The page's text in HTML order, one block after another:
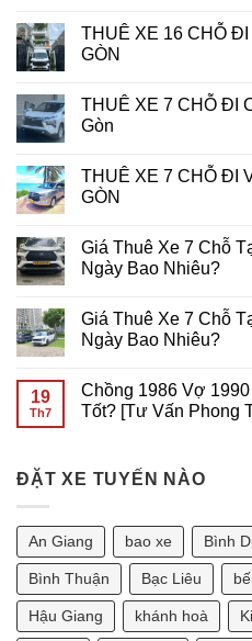
7d-
game
Tại
PHPUB
Slot
Slot
Game
Di
Quyết
Tối
Ưu
Gaming
Đang
Cách
Mạng
Nghiệm
Chơi
Slot
Di
Động
bình
luận
ở
16
CHỖ
ĐI
ĐEN
GIÁ
RẺ
GÒN
THUÊ XE 16 CHỖ ĐI
GÒN
bình
luận
ở
16
CHỖ
ĐI
GIÁ
RẺ
TẠI
THUÊ XE 7 CHỖ ĐI
Gòn
bình
luận
ở
7
CHỖ
ĐI
GIÁ
RẺ
TẠI
THUÊ XE 7 CHỖ ĐI
GÒN
bình
luận
ở
7
CHỖ
ĐI
GIÁ
RẺ
TẠI
Giá Thuê Xe 7 Chỗ
Ngày Bao Nhiêu?
bình
luận
ở
Xe
7
Chỗ
Đi
Phan
Ngày
Bao
Nhiêu?
Giá Thuê Xe 7 Chỗ
Ngày Bao Nhiêu?
bình
luận
ở
7
Chỗ
Đi
Vũng
Tàu
Ngày
Bao
Nhiêu?
19
Th7
Chồng 1986 Vợ
Tốt? [Tư Vấn Phong
luận
ở
1990
Thì
Sinh
Con
Năm
Nào
Tốt?
ĐẶT XE TUYẾN NÀO
An Giang bao xe Bình
Bình Thuận Bạc Liêu
Hậu Giang khánh hoà